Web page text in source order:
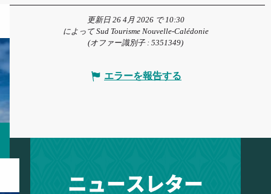
更新日 26 4月 2026 で 10:30
によって Sud Tourisme Nouvelle-Calédonie
(オファー識別子 : 5351349)
エラーを報告する
ニュースレター